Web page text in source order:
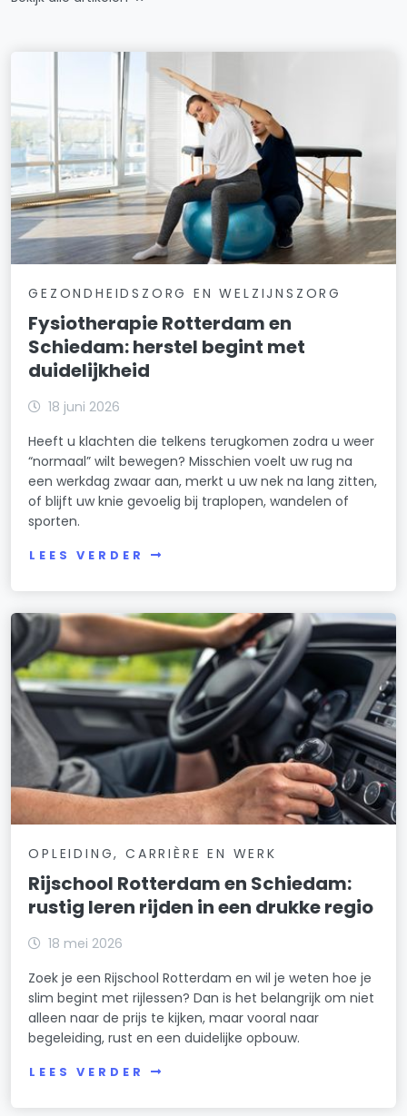
GEZONDHEIDSZORG EN WELZIJNSZORG
Fysiotherapie Rotterdam en
Schiedam: herstel begint met
duidelijkheid
18 juni 2026
Heeft u klachten die telkens terugkomen zodra u weer
“normaal” wilt bewegen? Misschien voelt uw rug na
een werkdag zwaar aan, merkt u uw nek na lang zitten,
of blijft uw knie gevoelig bij traplopen, wandelen of
sporten.
LEES VERDER
OPLEIDING, CARRIÈRE EN WERK
Rijschool Rotterdam en Schiedam:
rustig leren rijden in een drukke regio
18 mei 2026
Zoek je een Rijschool Rotterdam en wil je weten hoe je
slim begint met rijlessen? Dan is het belangrijk om niet
alleen naar de prijs te kijken, maar vooral naar
begeleiding, rust en een duidelijke opbouw.
LEES VERDER